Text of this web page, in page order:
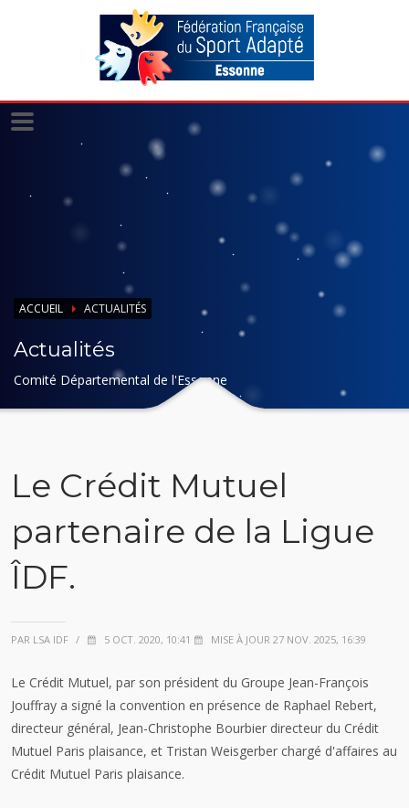
ACCUEIL ACTUALITÉS
Actualités
Comité Départemental de l'Essonne
Le Crédit Mutuel
partenaire de la Ligue
ÎDF.
PAR LSA IDF / 5 OCT. 2020, 10:41 MISE À JOUR 27 NOV. 2025, 16:39
Le Crédit Mutuel, par son président du Groupe Jean-François
Jouffray a signé la convention en présence de Raphael Rebert,
directeur général, Jean-Christophe Bourbier directeur du Crédit
Mutuel Paris plaisance, et Tristan Weisgerber chargé d'affaires au
Crédit Mutuel Paris plaisance​.
Panneau de gestion des cookies